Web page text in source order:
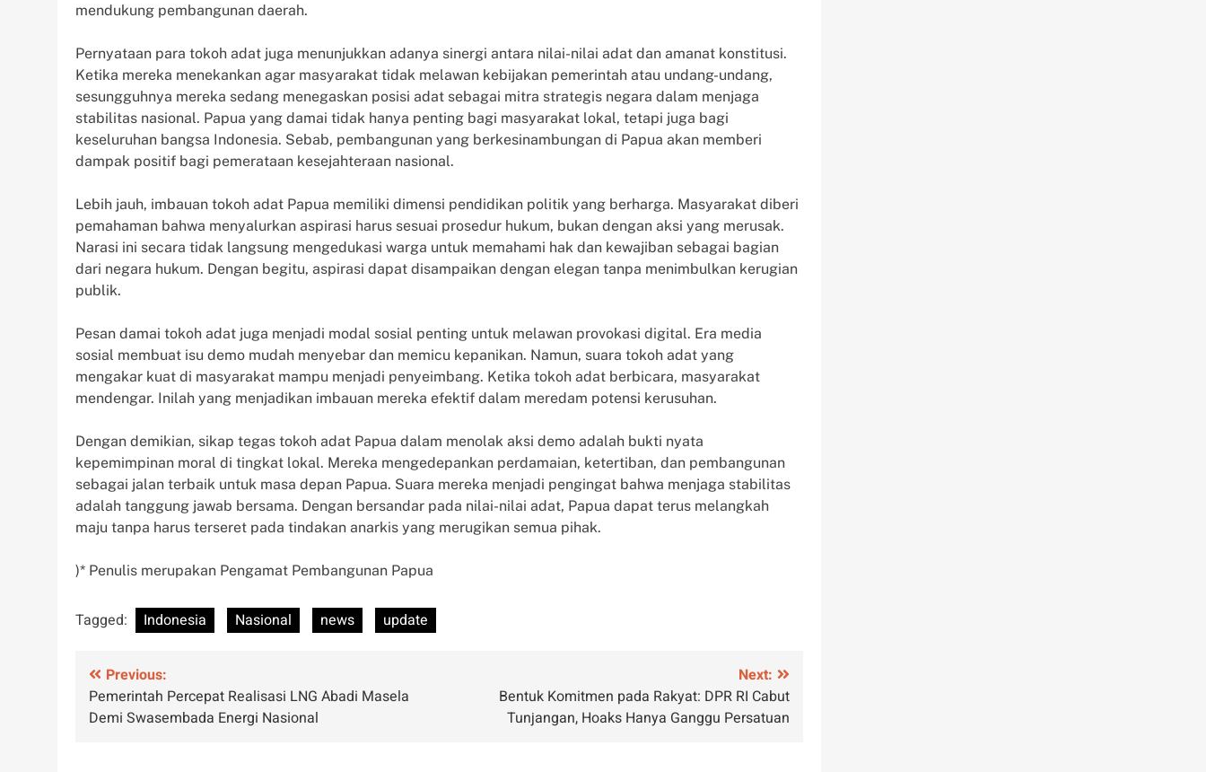
mendukung pembangunan daerah.
Pernyataan para tokoh adat juga menunjukkan adanya sinergi antara nilai-nilai adat dan amanat konstitusi.
Ketika mereka menekankan agar masyarakat tidak melawan kebijakan pemerintah atau undang-undang,
sesungguhnya mereka sedang menegaskan posisi adat sebagai mitra strategis negara dalam menjaga
stabilitas nasional. Papua yang damai tidak hanya penting bagi masyarakat lokal, tetapi juga bagi
keseluruhan bangsa Indonesia. Sebab, pembangunan yang berkesinambungan di Papua akan memberi
dampak positif bagi pemerataan kesejahteraan nasional.
Lebih jauh, imbauan tokoh adat Papua memiliki dimensi pendidikan politik yang berharga. Masyarakat diberi
pemahaman bahwa menyalurkan aspirasi harus sesuai prosedur hukum, bukan dengan aksi yang merusak.
Narasi ini secara tidak langsung mengedukasi warga untuk memahami hak dan kewajiban sebagai bagian
dari negara hukum. Dengan begitu, aspirasi dapat disampaikan dengan elegan tanpa menimbulkan kerugian
publik.
Pesan damai tokoh adat juga menjadi modal sosial penting untuk melawan provokasi digital. Era media
sosial membuat isu demo mudah menyebar dan memicu kepanikan. Namun, suara tokoh adat yang
mengakar kuat di masyarakat mampu menjadi penyeimbang. Ketika tokoh adat berbicara, masyarakat
mendengar. Inilah yang menjadikan imbauan mereka efektif dalam meredam potensi kerusuhan.
Dengan demikian, sikap tegas tokoh adat Papua dalam menolak aksi demo adalah bukti nyata
kepemimpinan moral di tingkat lokal. Mereka mengedepankan perdamaian, ketertiban, dan pembangunan
sebagai jalan terbaik untuk masa depan Papua. Suara mereka menjadi pengingat bahwa menjaga stabilitas
adalah tanggung jawab bersama. Dengan bersandar pada nilai-nilai adat, Papua dapat terus melangkah
maju tanpa harus terseret pada tindakan anarkis yang merugikan semua pihak.
)* Penulis merupakan Pengamat Pembangunan Papua
Tagged: Indonesia Nasional news update
Post
navigation
Previous:
Pemerintah Percepat Realisasi LNG Abadi Masela
Demi Swasembada Energi Nasional
Next:
Bentuk Komitmen pada Rakyat: DPR RI Cabut
Tunjangan, Hoaks Hanya Ganggu Persatuan